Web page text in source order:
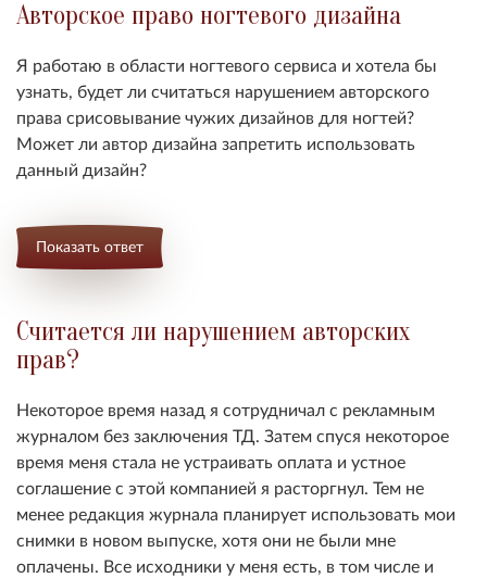
Авторское право ногтевого дизайна
Я работаю в области ногтевого сервиса и хотела бы
узнать, будет ли считаться нарушением авторского
права срисовывание чужих дизайнов для ногтей?
Может ли автор дизайна запретить использовать
данный дизайн?
Показать ответ
Считается ли нарушением авторских
прав?
Некоторое время назад я сотрудничал с рекламным
журналом без заключения ТД. Затем спуся некоторое
время меня стала не устраивать оплата и устное
соглашение с этой компанией я расторгнул. Тем не
менее редакция журнала планирует использовать мои
снимки в новом выпуске, хотя они не были мне
оплачены. Все исходники у меня есть, в том числе и